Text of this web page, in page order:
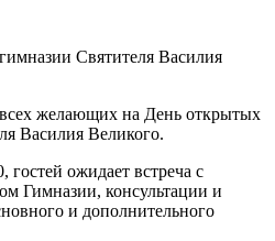
желающих на День открытых
Василия Великого.
гостей ожидает встреча с
Гимназии, консультации и
и дополнительного